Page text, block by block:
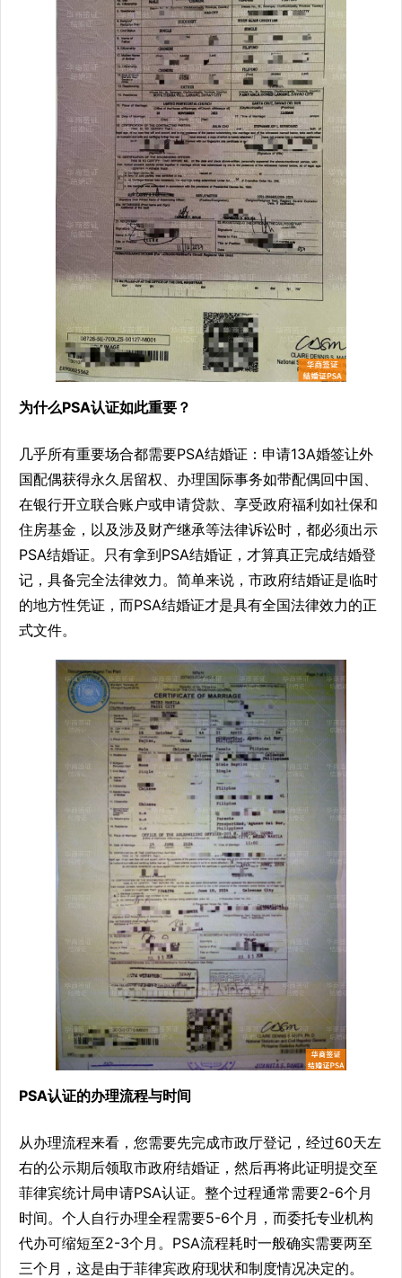
为什么PSA认证如此重要？
几乎所有重要场合都需要PSA结婚证：申请13A婚签让外
国配偶获得永久居留权、办理国际事务如带配偶回中国、
在银行开立联合账户或申请贷款、享受政府福利如社保和
住房基金，以及涉及财产继承等法律诉讼时，都必须出示
PSA结婚证。只有拿到PSA结婚证，才算真正完成结婚登
记，具备完全法律效力。简单来说，市政府结婚证是临时
的地方性凭证，而PSA结婚证才是具有全国法律效力的正
式文件。
PSA认证的办理流程与时间
从办理流程来看，您需要先完成市政厅登记，经过60天左
右的公示期后领取市政府结婚证，然后再将此证明提交至
菲律宾统计局申请PSA认证。整个过程通常需要2-6个月
时间。个人自行办理全程需要5-6个月，而委托专业机构
代办可缩短至2-3个月。PSA流程耗时一般确实需要两至
三个月，这是由于菲律宾政府现状和制度情况决定的。